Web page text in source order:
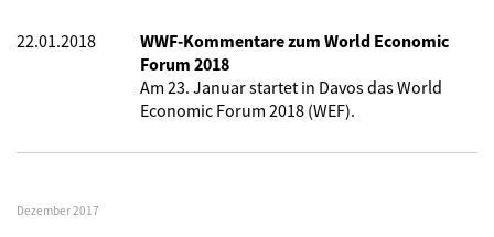
22.01.2018
WWF-Kommentare zum World Economic
Forum 2018
Am 23. Januar startet in Davos das World
Economic Forum 2018 (WEF).
Dezember 2017